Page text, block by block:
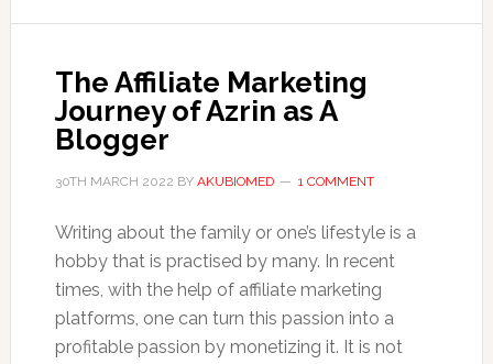
Money
Malaysia
(2022)
The Affiliate Marketing
Journey of Azrin as A
Blogger
30TH MARCH 2022 BY AKUBIOMED 1 COMMENT
Writing about the family or one’s lifestyle is a
hobby that is practised by many. In recent
times, with the help of affiliate marketing
platforms, one can turn this passion into a
profitable passion by monetizing it. It is not